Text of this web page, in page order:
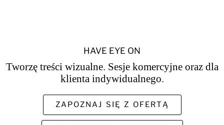
HAVE EYE ON
Tworzę treści wizualne. Sesje komercyjne oraz dla
klienta indywidualnego.
ZAPOZNAJ SIĘ Z OFERTĄ